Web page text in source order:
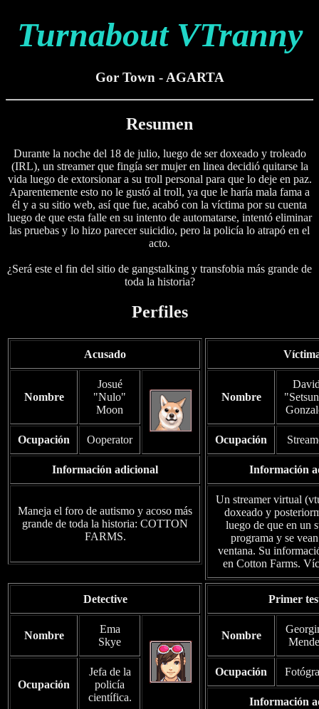
Turnabout VTranny
Gor Town - AGARTA
Resumen
Durante la noche del 18 de julio, luego de ser doxeado y troleado
(IRL), un streamer que fingía ser mujer en linea decidió quitarse la
vida luego de extorsionar a su troll personal para que lo deje en paz.
Aparentemente esto no le gustó al troll, ya que le haría mala fama a
él y a su sitio web, así que fue, acabó con la víctima por su cuenta
luego de que esta falle en su intento de automatarse, intentó eliminar
las pruebas y lo hizo parecer suicidio, pero la policía lo atrapó en el
acto.
¿Será este el fin del sitio de gangstalking y transfobia más grande de
toda la historia?
Perfiles
Acusado
Nombre
Josué
"Nulo"
Moon
Ocupación Ooperator
Información adicional
Maneja el foro de autismo y acoso más
grande de toda la historia: COTTON
FARMS.
Nombre
Ocupación
Información
Un streamer virtual
doxeado y
luego de que en un
programa y se
ventana. Su
en Cotton Farms.
Detective
Nombre
Ema
Skye
Ocupación
Jefa de la
policía
científica.
Primer
Nombre
Ocupación
Información